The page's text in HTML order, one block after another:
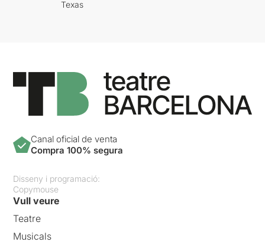
Texas
Canal oficial de venta
Compra 100% segura
Disseny i programació:
Copymouse
Vull veure
Teatre
Musicals